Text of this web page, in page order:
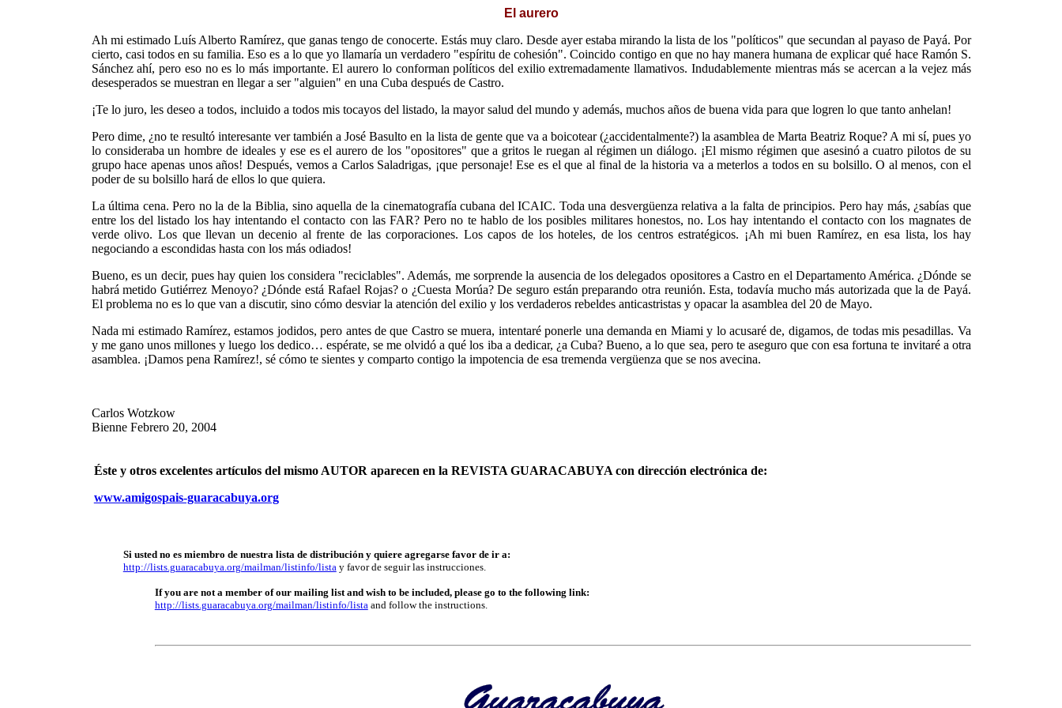
El aurero
Ah mi estimado Luís Alberto Ramírez, que ganas tengo de conocerte. Estás muy claro. Desde ayer estaba mirando la lista de los "políticos" que secundan al payaso de Payá. Por
cierto, casi todos en su familia. Eso es a lo que yo llamaría un verdadero "espíritu de cohesión". Coincido contigo en que no hay manera humana de explicar qué hace Ramón S.
Sánchez ahí, pero eso no es lo más importante. El aurero lo conforman políticos del exilio extremadamente llamativos. Indudablemente mientras más se acercan a la vejez más
desesperados se muestran en llegar a ser "alguien" en una Cuba después de Castro.
¡Te lo juro, les deseo a todos, incluido a todos mis tocayos del listado, la mayor salud del mundo y además, muchos años de buena vida para que logren lo que tanto anhelan!
Pero dime, ¿no te resultó interesante ver también a José Basulto en la lista de gente que va a boicotear (¿accidentalmente?) la asamblea de Marta Beatriz Roque? A mi sí, pues yo
lo consideraba un hombre de ideales y ese es el aurero de los "opositores" que a gritos le ruegan al régimen un diálogo. ¡El mismo régimen que asesinó a cuatro pilotos de su
grupo hace apenas unos años! Después, vemos a Carlos Saladrigas, ¡que personaje! Ese es el que al final de la historia va a meterlos a todos en su bolsillo. O al menos, con el
poder de su bolsillo hará de ellos lo que quiera.
La última cena. Pero no la de la Biblia, sino aquella de la cinematografía cubana del ICAIC. Toda una desvergüenza relativa a la falta de principios. Pero hay más, ¿sabías que
entre los del listado los hay intentando el contacto con las FAR? Pero no te hablo de los posibles militares honestos, no. Los hay intentando el contacto con los magnates de
verde olivo. Los que llevan un decenio al frente de las corporaciones. Los capos de los hoteles, de los centros estratégicos. ¡Ah mi buen Ramírez, en esa lista, los hay
negociando a escondidas hasta con los más odiados!
Bueno, es un decir, pues hay quien los considera "reciclables". Además, me sorprende la ausencia de los delegados opositores a Castro en el Departamento América. ¿Dónde se
habrá metido Gutiérrez Menoyo? ¿Dónde está Rafael Rojas? o ¿Cuesta Morúa? De seguro están preparando otra reunión. Esta, todavía mucho más autorizada que la de Payá.
El problema no es lo que van a discutir, sino cómo desviar la atención del exilio y los verdaderos rebeldes anticastristas y opacar la asamblea del 20 de Mayo.
Nada mi estimado Ramírez, estamos jodidos, pero antes de que Castro se muera, intentaré ponerle una demanda en Miami y lo acusaré de, digamos, de todas mis pesadillas. Va
y me gano unos millones y luego los dedico… espérate, se me olvidó a qué los iba a dedicar, ¿a Cuba? Bueno, a lo que sea, pero te aseguro que con esa fortuna te invitaré a otra
asamblea. ¡Damos pena Ramírez!, sé cómo te sientes y comparto contigo la impotencia de esa tremenda vergüenza que se nos avecina.
Carlos Wotzkow
Bienne Febrero 20, 2004
Éste y otros excelentes artículos del mismo AUTOR aparecen en la REVISTA GUARACABUYA con dirección electrónica de:
www.amigospais-guaracabuya.org
Si usted no es miembro de nuestra lista de distribución y quiere agregarse favor de ir a:
http://lists.guaracabuya.org/mailman/listinfo/listay favor de seguir las instrucciones.
If you are not a member of our mailing list and wish to be included, please go to the following link:
http://lists.guaracabuya.org/mailman/listinfo/listaand follow the instructions.